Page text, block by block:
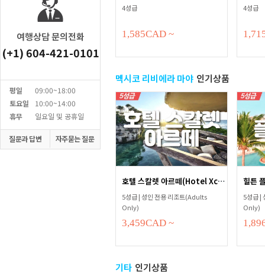
여행상담 문의전화
(+1) 604-421-0101
평일
09:00~18:00
토요일
10:00~14:00
휴무
일요일 및 공휴일
질문과 답변 자주묻는 질문
4성급
1,585CAD ~
4성급
멕시코 리비에라 마야 인기상품
호텔 스칼렛 아르떼(Hotel Xcaret...
5성급 | 성인 전용 리조트(Adults
Only)
3,459CAD ~
5성급 |
Only)
기타 인기상품